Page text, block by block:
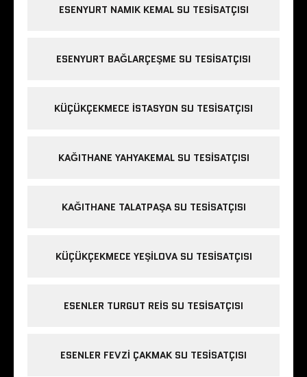
ESENYURT NAMIK KEMAL SU TESISATÇISI
ESENYURT BAĞLARÇEŞME SU TESISATÇISI
KÜÇÜKÇEKMECE ISTASYON SU TESISATÇISI
KAĞITHANE YAHYAKEMAL SU TESISATÇISI
KAĞITHANE TALATPAŞA SU TESISATÇISI
KÜÇÜKÇEKMECE YEŞILOVA SU TESISATÇISI
ESENLER TURGUT REIS SU TESISATÇISI
ESENLER FEVZI ÇAKMAK SU TESISATÇISI